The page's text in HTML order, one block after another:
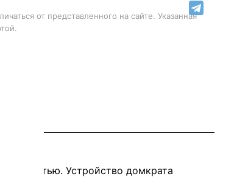
от представленного на сайте. Указанная
Устройство домкрата